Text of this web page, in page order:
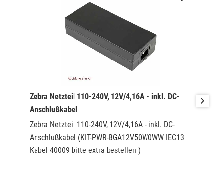
Zebra Netzteil 110-240V, 12V/4,16A - inkl. DC-
Anschlußkabel
Zebra Netzteil 110-240V, 12V/4,16A - inkl. DC-
Anschlußkabel (KIT-PWR-BGA12V50W0WW IEC13
Kabel 40009 bitte extra bestellen )